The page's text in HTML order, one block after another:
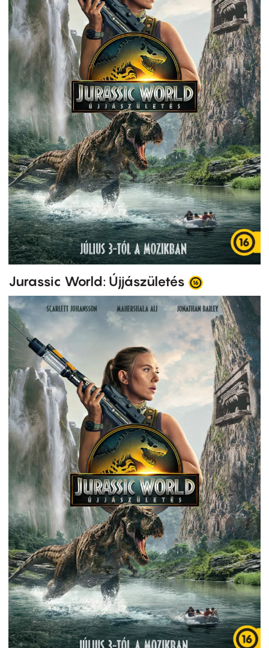
Jurassic World: Újjászületés